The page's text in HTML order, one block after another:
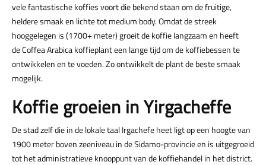
vele fantastische koffies voort die bekend staan om de fruitige,
heldere smaak en lichte tot medium body. Omdat de streek
hooggelegen is (1700+ meter) groeit de koffie langzaam en heeft
de Coffea Arabica koffieplant een lange tijd om de koffiebessen te
ontwikkelen en te voeden. Zo ontwikkelt de plant de beste smaak
mogelijk.
Koffie groeien in Yirgacheffe
De stad zelf die in de lokale taal Irgachefe heet ligt op een hoogte van
1900 meter boven zeeniveau in de Sidamo-provincie en is uitgegroeid
tot het administratieve knooppunt van de koffiehandel in het district.